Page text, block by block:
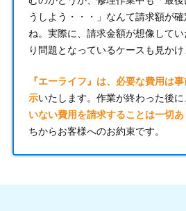
うしよう・・・」なんて請求額が
ね。実際に、請求金額が想像して
り問題となっているケースも見かけ
『エーライフ』は、必要な費用は
示いたします。作業が終わった後に
いない費用を請求することは一切あ
ちからお客様へのお約束です。